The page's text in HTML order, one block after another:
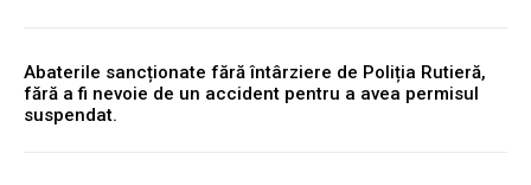
Abaterile sancționate fără întârziere de Poliția Rutieră,
fără a fi nevoie de un accident pentru a avea permisul
suspendat.